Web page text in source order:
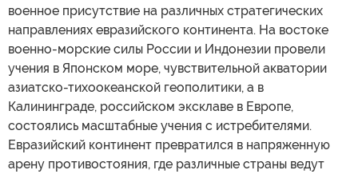
военное присутствие на различных стратегических
направлениях евразийского континента. На востоке
военно-морские силы России и Индонезии провели
учения в Японском море, чувствительной акватории
азиатско-тихоокеанской геополитики, а в
Калининграде, российском эксклаве в Европе,
состоялись масштабные учения с истребителями.
Евразийский континент превратился в напряженную
арену противостояния, где различные страны ведут